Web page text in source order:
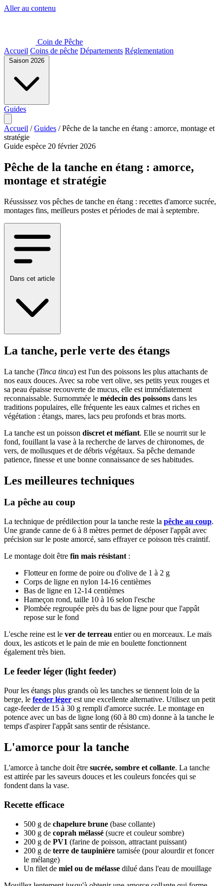
Aller au contenu
Coin de Pêche
Accueil Coins de pêche Départements Réglementation
Saison 2026
Guides
Accueil / Guides / Pêche de la tanche en étang : amorce, montage et
stratégie
Guide espèce 20 février 2026
Pêche de la tanche en étang : amorce,
montage et stratégie
Réussissez vos pêches de tanche en étang : recettes d'amorce sucrée,
montages fins, meilleurs postes et périodes de mai à septembre.
Dans cet article
La tanche, perle verte des étangs
La tanche (Tinca tinca) est l'un des poissons les plus attachants de
nos eaux douces. Avec sa robe vert olive, ses petits yeux rouges et
sa peau épaisse recouverte de mucus, elle est immédiatement
reconnaissable. Surnommée le médecin des poissons dans les
traditions populaires, elle fréquente les eaux calmes et riches en
végétation : étangs, mares, lacs peu profonds et bras morts.
La tanche est un poisson discret et méfiant. Elle se nourrit sur le
fond, fouillant la vase à la recherche de larves de chironomes, de
vers, de mollusques et de débris végétaux. Sa pêche demande
patience, finesse et une bonne connaissance de ses habitudes.
Les meilleures techniques
La pêche au coup
La technique de prédilection pour la tanche reste la pêche au coup.
Une grande canne de 6 à 8 mètres permet de déposer l'appât avec
précision sur le poste amorcé, sans effrayer ce poisson très craintif.
Le montage doit être fin mais résistant :
Flotteur en forme de poire ou d'olive de 1 à 2 g
Corps de ligne en nylon 14-16 centièmes
Bas de ligne en 12-14 centièmes
Hameçon rond, taille 10 à 16 selon l'esche
Plombée regroupée près du bas de ligne pour que l'appât
repose sur le fond
L'esche reine est le ver de terreau entier ou en morceaux. Le maïs
doux, les asticots et le pain de mie en boulette fonctionnent
également très bien.
Le feeder léger (light feeder)
Pour les étangs plus grands où les tanches se tiennent loin de la
berge, le feeder léger est une excellente alternative. Utilisez un petit
cage-feeder de 15 à 30 g rempli d'amorce sucrée. Le montage en
potence avec un bas de ligne long (60 à 80 cm) donne à la tanche le
temps d'aspirer l'appât sans sentir de résistance.
L'amorce pour la tanche
L'amorce à tanche doit être sucrée, sombre et collante. La tanche
est attirée par les saveurs douces et les couleurs foncées qui se
fondent dans la vase.
Recette efficace
500 g de chapelure brune (base collante)
300 g de coprah mélassé (sucre et couleur sombre)
200 g de PV1 (farine de poisson, attractant puissant)
200 g de terre de taupinière tamisée (pour alourdir et foncer
le mélange)
Un filet de miel ou de mélasse dilué dans l'eau de mouillage